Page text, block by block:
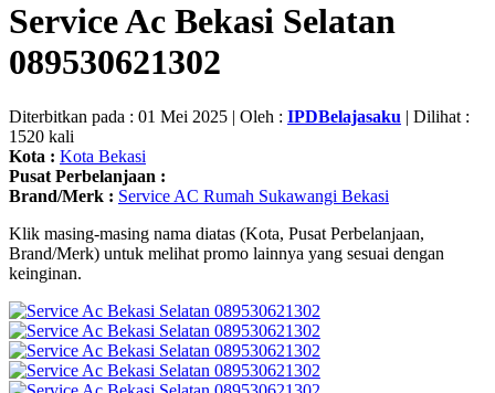
Service Ac Bekasi Selatan
089530621302
Diterbitkan pada : 01 Mei 2025 | Oleh : IPDBelajasaku | Dilihat :
1520 kali
Kota : Kota Bekasi
Pusat Perbelanjaan :
Brand/Merk : Service AC Rumah Sukawangi Bekasi
Klik masing-masing nama diatas (Kota, Pusat Perbelanjaan,
Brand/Merk) untuk melihat promo lainnya yang sesuai dengan
keinginan.